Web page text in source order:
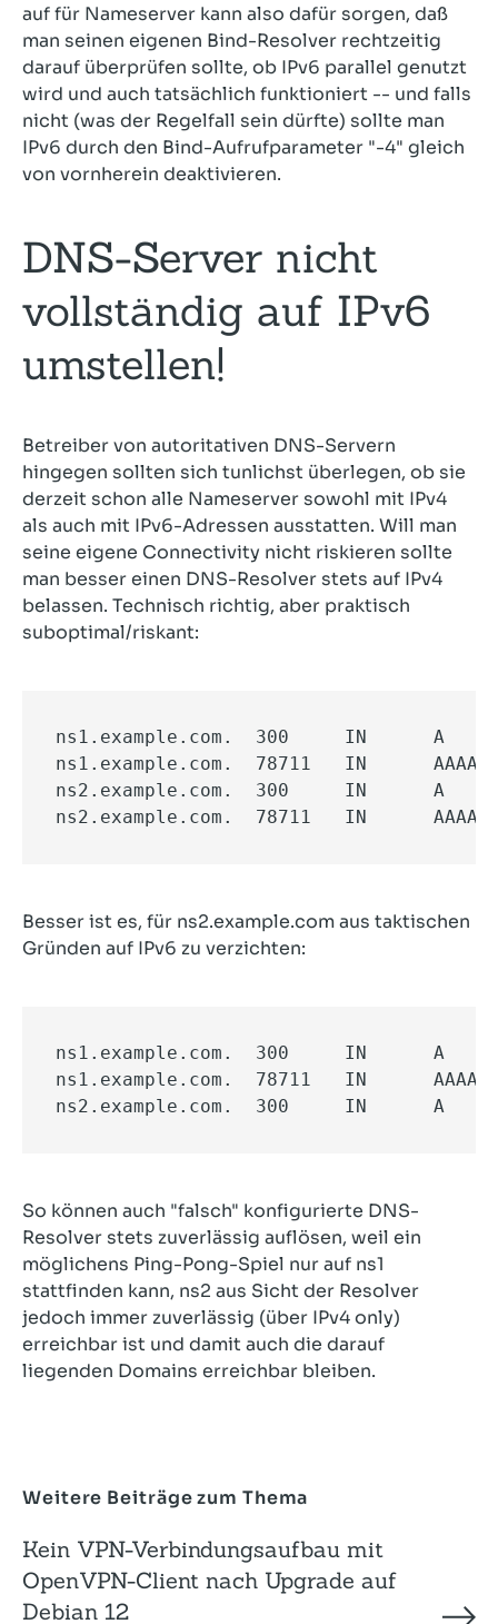
auf für Nameserver kann also dafür sorgen, daß
man seinen eigenen Bind-Resolver rechtzeitig
darauf überprüfen sollte, ob IPv6 parallel genutzt
wird und auch tatsächlich funktioniert -- und falls
nicht (was der Regelfall sein dürfte) sollte man
IPv6 durch den Bind-Aufrufparameter "-4" gleich
von vornherein deaktivieren.
DNS-Server nicht
vollständig auf IPv6
umstellen!
Betreiber von autoritativen DNS-Servern
hingegen sollten sich tunlichst überlegen, ob sie
derzeit schon alle Nameserver sowohl mit IPv4
als auch mit IPv6-Adressen ausstatten. Will man
seine eigene Connectivity nicht riskieren sollte
man besser einen DNS-Resolver stets auf IPv4
belassen. Technisch richtig, aber praktisch
suboptimal/riskant:
ns1.example.com.  300     IN      A
ns1.example.com.  78711   IN
ns2.example.com.  300     IN      A
ns2.example.com.  78711   IN
Besser ist es, für ns2.example.com aus taktischen
Gründen auf IPv6 zu verzichten:
ns1.example.com.  300     IN      A
ns1.example.com.  78711   IN
ns2.example.com.  300     IN      A
So können auch "falsch" konfigurierte DNS-
Resolver stets zuverlässig auflösen, weil ein
möglichens Ping-Pong-Spiel nur auf ns1
stattfinden kann, ns2 aus Sicht der Resolver
jedoch immer zuverlässig (über IPv4 only)
erreichbar ist und damit auch die darauf
liegenden Domains erreichbar bleiben.
Weitere Beiträge zum Thema
Kein VPN-Verbindungsaufbau mit
OpenVPN-Client nach Upgrade auf
Debian 12